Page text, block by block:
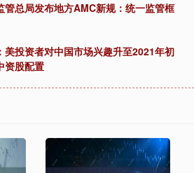
管总局发布地方AMC新规：统一监管框
美投资者对中国市场兴趣升至2021年初
资股配置